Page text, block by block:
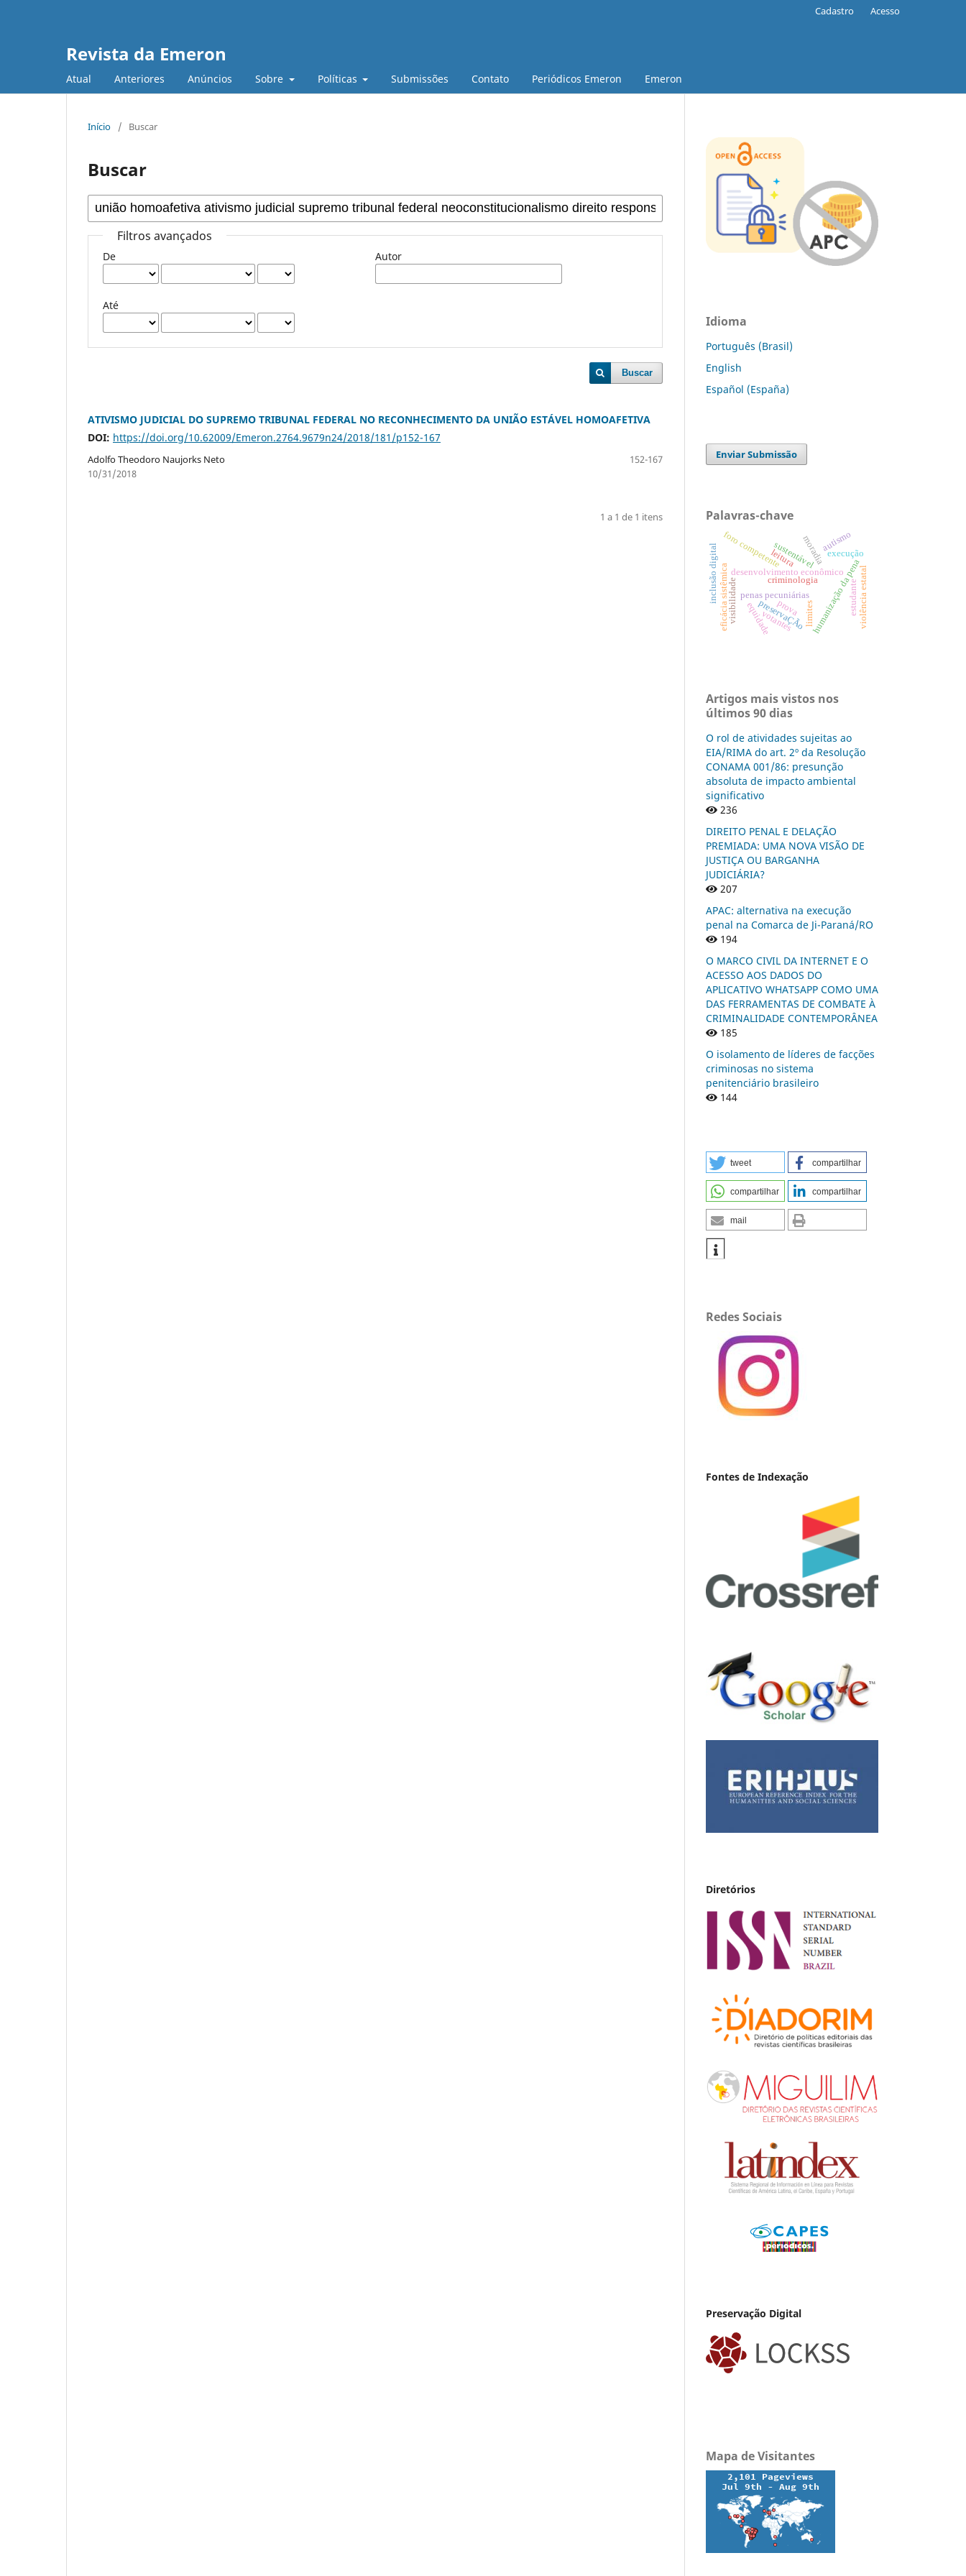
Revista da Emeron
Atual Anteriores Anúncios Sobre Políticas Submissões Contato Periódicos Emeron Emeron
Cadastro Acesso
Início / Buscar
Buscar
Filtros avançados
De
Até
Autor
Buscar
ATIVISMO JUDICIAL DO SUPREMO TRIBUNAL FEDERAL NO RECONHECIMENTO DA UNIÃO ESTÁVEL HOMOAFETIVA
DOI: https://doi.org/10.62009/Emeron.2764.9679n24/2018/181/p152-167
Adolfo Theodoro Naujorks Neto
152-167
10/31/2018
1 a 1 de 1 itens
Idioma
Português (Brasil)
English
Español (España)
Enviar Submissão
Palavras-chave
penas pecuniárias
preservaÇÃo
criminologia
desenvolvimento econômico
sustentável
leitura humanização da pena
moradiaexecução
foro competente
eficácia sistêmica equidade
inclusão digital
limites
prova estudanteviolência estatal
autismo
visibilidade votantes
Artigos mais vistos nos
últimos 90 dias
O rol de atividades sujeitas ao
EIA/RIMA do art. 2º da Resolução
CONAMA 001/86: presunção
absoluta de impacto ambiental
significativo
236
DIREITO PENAL E DELAÇÃO
PREMIADA: UMA NOVA VISÃO DE
JUSTIÇA OU BARGANHA
JUDICIÁRIA?
207
APAC: alternativa na execução
penal na Comarca de Ji-Paraná/RO
194
O MARCO CIVIL DA INTERNET E O
ACESSO AOS DADOS DO
APLICATIVO WHATSAPP COMO UMA
DAS FERRAMENTAS DE COMBATE À
CRIMINALIDADE CONTEMPORÂNEA
185
O isolamento de líderes de facções
criminosas no sistema
penitenciário brasileiro
144
tweet compartilhar
compartilhar compartilhar
mail
Redes Sociais
Fontes de Indexação
Diretórios
Preservação Digital
Mapa de Visitantes